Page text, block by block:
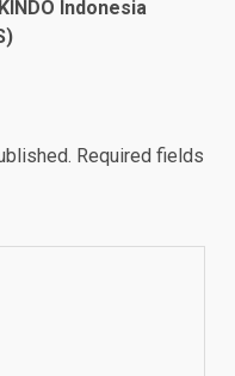
Indonesia
Required fields